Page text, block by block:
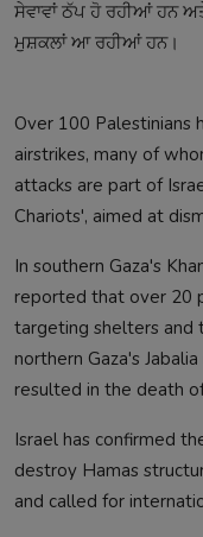
ਸੇਵਾਵਾਂ ਠੱਪ ਹੋ ਰਹੀਆਂ ਹਨ
ਮੁਸ਼ਕਲਾਂ ਆ ਰਹੀਆਂ ਹਨ।
Over 100 Palestinians
airstrikes, many of
attacks are part of
Chariots', aimed at
In southern Gaza's
reported that over 20
targeting shelters and
northern Gaza's
resulted in the death
Israel has confirmed
destroy Hamas
and called for